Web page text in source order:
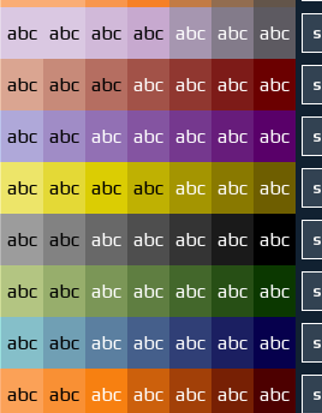
abc abc abc abc abc abc abc
abc abc abc abc abc abc abc
abc abc abc abc abc abc abc
abc abc abc abc abc abc abc
abc abc abc abc abc abc abc
abc abc abc abc abc abc abc
abc abc abc abc abc abc abc
abc abc abc abc abc abc abc